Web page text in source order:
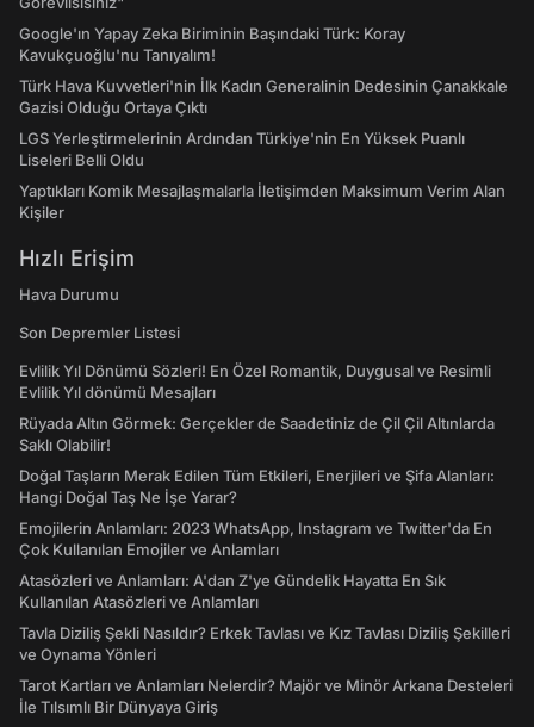
Google'ın Yapay Zeka Biriminin Başındaki Türk: Koray
Kavukçuoğlu'nu Tanıyalım!
Türk Hava Kuvvetleri'nin İlk Kadın Generalinin Dedesinin Çanakkale
Gazisi Olduğu Ortaya Çıktı
LGS Yerleştirmelerinin Ardından Türkiye'nin En Yüksek Puanlı
Liseleri Belli Oldu
Yaptıkları Komik Mesajlaşmalarla İletişimden Maksimum Verim Alan
Kişiler
Hızlı Erişim
Hava Durumu
Son Depremler Listesi
Evlilik Yıl Dönümü Sözleri! En Özel Romantik, Duygusal ve Resimli
Evlilik Yıl dönümü Mesajları
Rüyada Altın Görmek: Gerçekler de Saadetiniz de Çil Çil Altınlarda
Saklı Olabilir!
Doğal Taşların Merak Edilen Tüm Etkileri, Enerjileri ve Şifa Alanları:
Hangi Doğal Taş Ne İşe Yarar?
Emojilerin Anlamları: 2023 WhatsApp, Instagram ve Twitter'da En
Çok Kullanılan Emojiler ve Anlamları
Atasözleri ve Anlamları: A'dan Z'ye Gündelik Hayatta En Sık
Kullanılan Atasözleri ve Anlamları
Tavla Diziliş Şekli Nasıldır? Erkek Tavlası ve Kız Tavlası Diziliş Şekilleri
ve Oynama Yönleri
Tarot Kartları ve Anlamları Nelerdir? Majör ve Minör Arkana Desteleri
İle Tılsımlı Bir Dünyaya Giriş